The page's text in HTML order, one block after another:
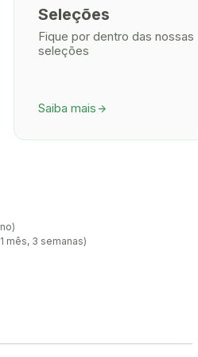
Seleções
Fique por dentro das nossas
seleções
Saiba mais arrow_forward
mês, 3 semanas)